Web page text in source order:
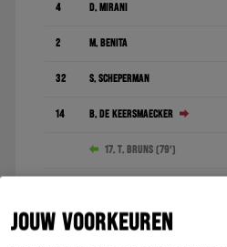
JOUW VOORKEUREN
4 D. Mirani
2 M. Benita
32 S. Scheperman
14 B. De Keersmaecker
17. T. Bruns (79')
7. B. Limbombe (90')